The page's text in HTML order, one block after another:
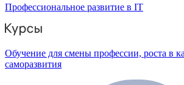
Профессиональное развитие в IT
Обучение для смены профессии, роста в
саморазвития